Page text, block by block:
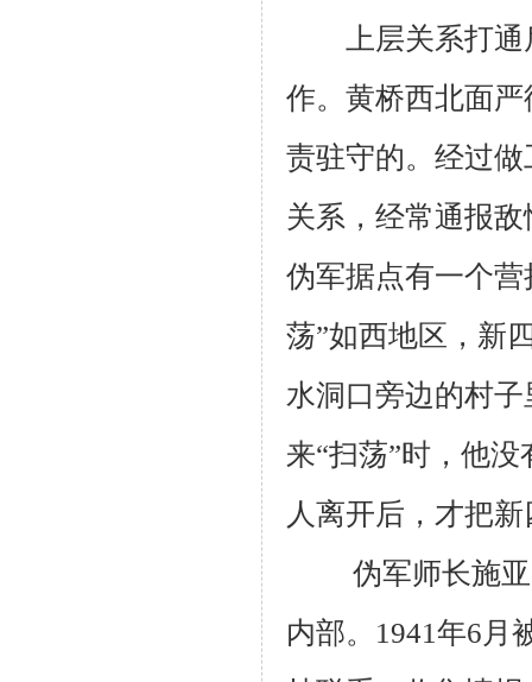
上层关系打通
作。黄桥西北面
责驻守的。经过
关系，经常通报
伪军据点有一个
荡”如西地区，新
水洞口旁边的村
来“扫荡”时，他
人离开后，才把
伪军师长施亚
内部。1941年6月